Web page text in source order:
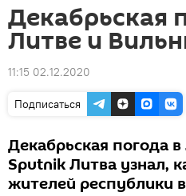
Декабрьская
Литве и
11:15 02.12.2020
Подписаться
Декабрьская погода
Sputnik Литва узнал,
жителей республики